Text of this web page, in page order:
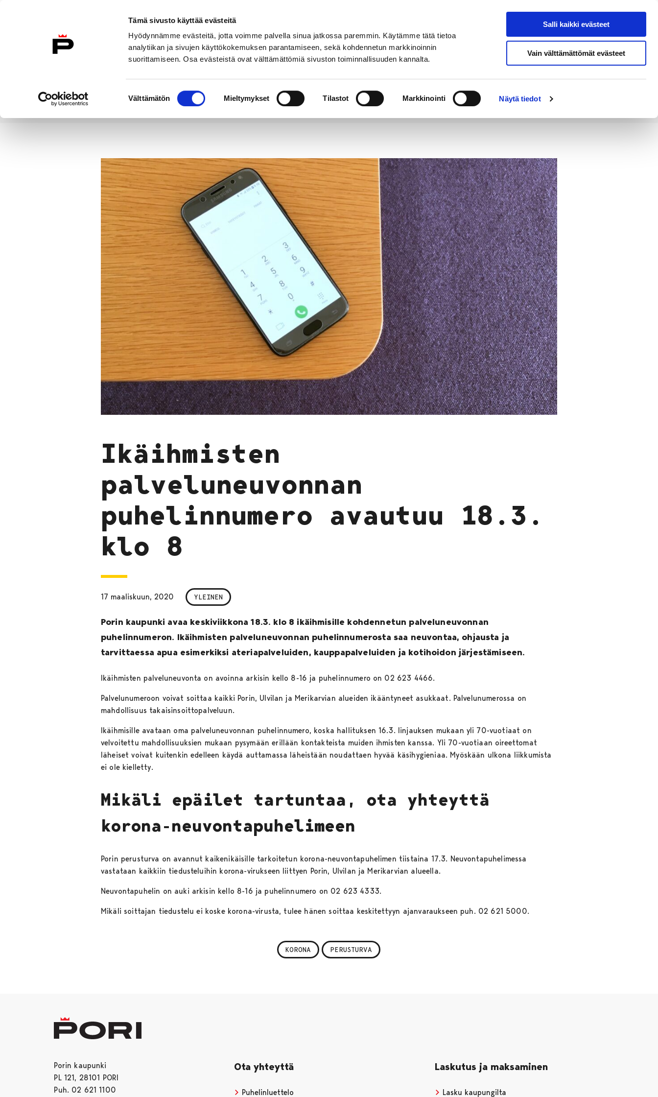
Tämä sivusto käyttää evästeitä
Hyödynnämme evästeitä, jotta voimme palvella sinua jatkossa paremmin. Käytämme tätä tietoa
analytiikan ja sivujen käyttökokemuksen parantamiseen, sekä kohdennetun markkinoinnin
suorittamiseen. Osa evästeistä ovat välttämättömiä sivuston toiminnallisuuden kannalta.
valinta
Välttämätön Mieltymykset Tilastot Markkinointi Näytä tiedot
Salli kaikki evästeet
Vain välttämättömät evästeet
Etusivulle
Hae sivustolta
Etusivu
Ikäihmisten
palveluneuvonnan
puhelinnumero avautuu 18.3.
klo 8
17 maaliskuun, 2020 YLEINEN
Porin kaupunki avaa keskiviikkona 18.3. klo 8 ikäihmisille kohdennetun palveluneuvonnan
puhelinnumeron. Ikäihmisten palveluneuvonnan puhelinnumerosta saa neuvontaa, ohjausta ja
tarvittaessa apua esimerkiksi ateriapalveluiden, kauppapalveluiden ja kotihoidon järjestämiseen.
Ikäihmisten palveluneuvonta on avoinna arkisin kello 8-16 ja puhelinnumero on 02 623 4466.
Palvelunumeroon voivat soittaa kaikki Porin, Ulvilan ja Merikarvian alueiden ikääntyneet asukkaat. Palvelunumerossa on
mahdollisuus takaisinsoittopalveluun.
Ikäihmisille avataan oma palveluneuvonnan puhelinnumero, koska hallituksen 16.3. linjauksen mukaan yli 70-vuotiaat on
velvoitettu mahdollisuuksien mukaan pysymään erillään kontakteista muiden ihmisten kanssa. Yli 70-vuotiaan oireettomat
läheiset voivat kuitenkin edelleen käydä auttamassa läheistään noudattaen hyvää käsihygieniaa. Myöskään ulkona liikkumista
ei ole kielletty.
Mikäli epäilet tartuntaa, ota yhteyttä
korona-neuvontapuhelimeen
Porin perusturva on avannut kaikenikäisille tarkoitetun korona-neuvontapuhelimen tiistaina 17.3. Neuvontapuhelimessa
vastataan kaikkiin tiedusteluihin korona-virukseen liittyen Porin, Ulvilan ja Merikarvian alueella.
Neuvontapuhelin on auki arkisin kello 8-16 ja puhelinnumero on 02 623 4333.
Mikäli soittajan tiedustelu ei koske korona-virusta, tulee hänen soittaa keskitettyyn ajanvaraukseen puh. 02 621 5000.
KORONA PERUSTURVA
Porin kaupunki
PL 121, 28101 PORI
Puh. 02 621 1100
Ota yhteyttä
Puhelinluettelo
Laskutus ja maksaminen
Lasku kaupungilta